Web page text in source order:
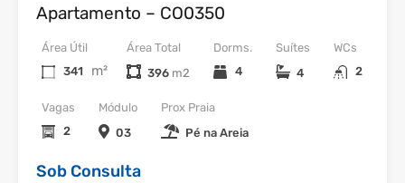
Apartamento – CO0350
Dorms.
4
WCs
2
Área Útil
341
m²
Vagas
2
Área Total
396
Suítes
4
Módulo
03
Prox Praia
Pé na Areia
Sob Consulta